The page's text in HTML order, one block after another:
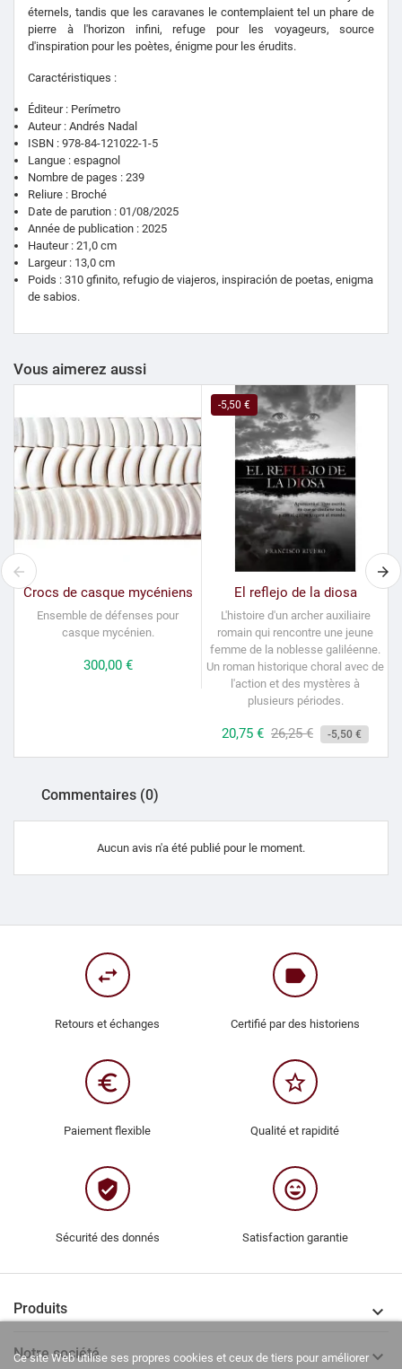
éternels, tandis que les caravanes le contemplaient tel un phare de
pierre à l'horizon infini, refuge pour les voyageurs, source
d'inspiration pour les poètes, énigme pour les érudits.
Caractéristiques :
Éditeur : Perímetro
Auteur : Andrés Nadal
ISBN : 978-84-121022-1-5
Langue : espagnol
Nombre de pages : 239
Reliure : Broché
Date de parution : 01/08/2025
Année de publication : 2025
Hauteur : 21,0 cm
Largeur : 13,0 cm
Poids : 310 gfinito, refugio de viajeros, inspiración de poetas, enigma
de sabios.
Vous aimerez aussi
Crocs de casque mycéniens
Ensemble de défenses pour
casque mycénien.
Prix
300,00 €
-5,50 €
El reflejo de la diosa
L'histoire d'un archer auxiliaire
romain qui rencontre une jeune
femme de la noblesse galiléenne.
Un roman historique choral avec de
l'action et des mystères à
plusieurs périodes.
Prix
20,75 € Prix
habituel
26,25 € -5,50 €
Commentaires (0)
Aucun avis n'a été publié pour le moment.
swap_horiz
Retours et échanges
label
Certifié par des historiens
euro_symbol
Paiement flexible
star_border
Qualité et rapidité
verified_user
Sécurité des donnés
sentiment_very_satisfied
Satisfaction garantie
Produits 
Notre société 
Ce site Web utilise ses propres cookies et ceux de tiers pour améliorer